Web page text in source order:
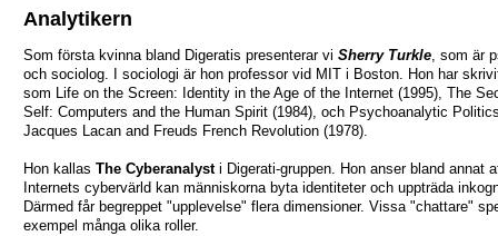
Analytikern
Som första kvinna bland Digeratis presenterar vi Sherry Turkle, som är
och sociolog. I sociologi är hon professor vid MIT i Boston. Hon har
som Life on the Screen: Identity in the Age of the Internet (1995), The
Self: Computers and the Human Spirit (1984), och Psychoanalytic
Jacques Lacan and Freuds French Revolution (1978).
Hon kallas The Cyberanalysti Digerati-gruppen. Hon anser bland annat
Internets cybervärld kan människorna byta identiteter och uppträda
Därmed får begreppet "upplevelse" flera dimensioner. Vissa "chattare"
exempel många olika roller.